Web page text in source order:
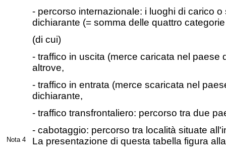
- percorso internazionale: i luoghi di carico
dichiarante (= somma delle quattro
(di cui)
- traffico in uscita (merce caricata nel
altrove,
- traffico in entrata (merce scaricata nel
dichiarante,
- traffico transfrontaliero: percorso tra due
- cabotaggio: percorso tra località situate
Nota 4 La presentazione di questa tabella figura